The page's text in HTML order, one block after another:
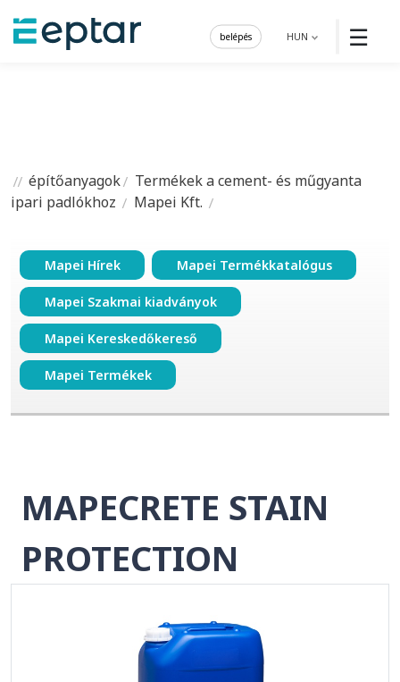
☰
HUN
belépés
építőanyagok
Termékek a cement- és műgyanta
ipari padlókhoz
Mapei Kft.
Mapei Hírek Mapei Termékkatalógus
Mapei Szakmai kiadványok
Mapei Kereskedőkereső
Mapei Termékek
MAPECRETE STAIN
PROTECTION